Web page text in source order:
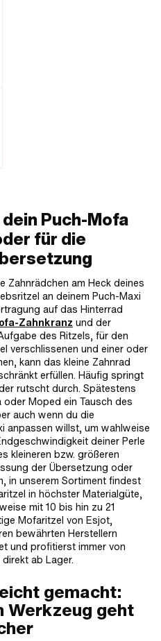
Puch-Mofa
für die
Zahnrädchen am Heck deines
an deinem Puch-Maxi
auf das Hinterrad
Zahnkranz und der
des Ritzels, für den
verschlissenen und einer oder
kann das kleine Zahnrad
erfüllen. Häufig springt
rutscht durch. Spätestens
Moped ein Tausch des
auch wenn du die
anpassen willst, um wahlweise
deiner Perle
kleineren bzw. größeren
der Übersetzung oder
in unserem Sortiment findest
in höchster Materialgüte,
mit 10 bis hin zu 21
Mofaritzel von Esjot,
bewährten Herstellern
und profitierst immer von
ab Lager.
gemacht:
Werkzeug geht